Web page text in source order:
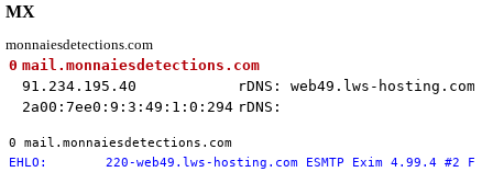
MX
monnaiesdetections.com
0 mail.monnaiesdetections.com
91.234.195.40
rDNS: web49.lws-hosting.com
2a00:7ee0:9:3:49:1:0:294 rDNS:
0 mail.monnaiesdetections.com
EHLO:
220-web49.lws-hosting.com ESMTP Exim 4.99.4 #2